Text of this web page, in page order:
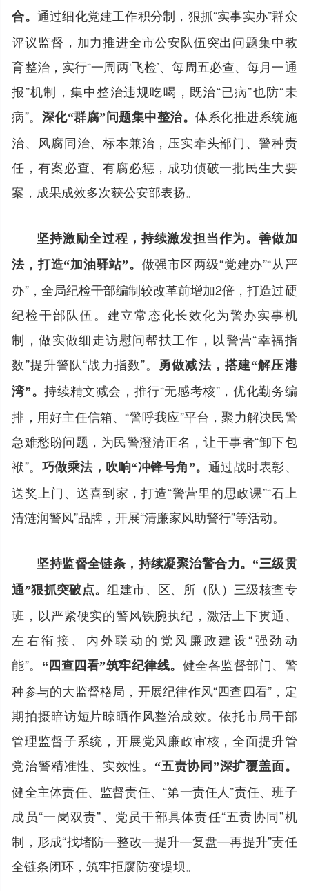
合。 通过细化党建工作积分制，狠抓“实事实办”群众
评议监督，加力推进全市公安队伍突出问题集中教
育整治，实行“一周两‘飞检’、每周五必查、每月一通
报”机制，集中整治违规吃喝，既治“已病”也防“未
病”。
深化“群腐”问题集中整治。体系化推进系统施
治、风腐同治、标本兼治，压实牵头部门、警种责
任，有案必查、有腐必惩，成功侦破一批民生大要
案，成果成效多次获公安部表扬。
坚持激励全过程，持续激发担当作为。 善做加
法，打造“加油驿站”。 做强市区两级“党建办”“从严
办”，全局纪检干部编制较改革前增加2倍，打造过硬
纪检干部队伍。建立常态化长效化为警办实事机
制，做实做细走访慰问帮扶工作，以警营“幸福指
数”提升警队“战力指数”。
勇做减法，搭建“解压港
湾”。持续精文减会，推行“无感考核”，优化勤务编
排，用好主任信箱、“警呼我应”平台，聚力解决民警
急难愁盼问题，为民警澄清正名，让干事者“卸下包
袱”。
巧做乘法，吹响“冲锋号角”。 通过战时表彰、
送奖上门、送喜到家，打造“警营里的思政课”“石上
清涟润警风”品牌，开展“清廉家风助警行”等活动。
坚持监督全链条，持续凝聚治警合力。 “三级贯
通”狠抓突破点。组建市、区、所（队）三级核查专
班，以严紧硬实的警风铁腕执纪，激活上下贯通、
左右衔接、内外联动的党风廉政建设“强劲动
能”。
“四查四看”筑牢纪律线。 健全各监督部门、警
种参与的大监督格局，开展纪律作风“四查四看”，定
期拍摄暗访短片晾晒作风整治成效。依托市局干部
管理监督子系统，开展党风廉政审核，全面提升管
党治警精准性、实效性。
“五责协同”深扩覆盖面。
健全主体责任、监督责任、“第一责任人”责任、班子
成员“一岗双责”、党员干部具体责任“五责协同”机
制，形成“找堵防—整改—提升—复盘—再提升”责任
全链条闭环，筑牢拒腐防变堤坝。